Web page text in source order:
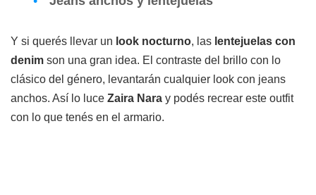
Y si querés llevar un look nocturno, las lentejuelas con
denim son una gran idea. El contraste del brillo con lo
clásico del género, levantarán cualquier look con jeans
anchos. Así lo luce Zaira Nara y podés recrear este outfit
con lo que tenés en el armario.